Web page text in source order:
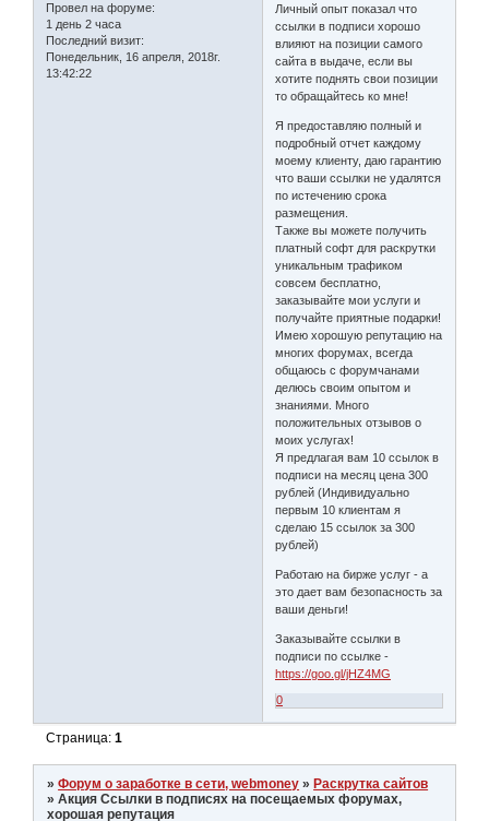
Провел на форуме:
1 день 2 часа
Последний визит:
Понедельник, 16 апреля, 2018г.
13:42:22
Личный опыт показал что
ссылки в подписи хорошо
влияют на позиции самого
сайта в выдаче, если вы
хотите поднять свои позиции
то обращайтесь ко мне!
Я предоставляю полный и
подробный отчет каждому
моему клиенту, даю гарантию
что ваши ссылки не удалятся
по истечению срока
размещения.
Также вы можете получить
платный софт для раскрутки
уникальным трафиком
совсем бесплатно,
заказывайте мои услуги и
получайте приятные подарки!
Имею хорошую репутацию на
многих форумах, всегда
общаюсь с форумчанами
делюсь своим опытом и
знаниями. Много
положительных отзывов о
моих услугах!
Я предлагая вам 10 ссылок в
подписи на месяц цена 300
рублей (Индивидуально
первым 10 клиентам я
сделаю 15 ссылок за 300
рублей)
Работаю на бирже услуг - а
это дает вам безопасность за
ваши деньги!
Заказывайте ссылки в
подписи по ссылке -
https://goo.gl/jHZ4MG
0
Страница:1
»Форум о заработке в сети, webmoney » Раскрутка сайтов
»Акция Ссылки в подписях на посещаемых форумах,
хорошая репутация